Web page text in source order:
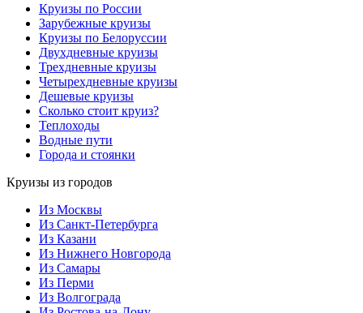
Круизы по России
Зарубежные круизы
Круизы по Белоруссии
Двухдневные круизы
Трехдневные круизы
Четырехдневные круизы
Дешевые круизы
Сколько стоит круиз?
Теплоходы
Водные пути
Города и стоянки
Круизы из городов
Из Москвы
Из Санкт-Петербурга
Из Казани
Из Нижнего Новгорода
Из Самары
Из Перми
Из Волгограда